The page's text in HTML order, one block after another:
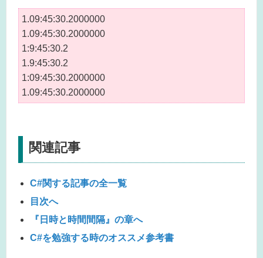
1.09:45:30.2000000
1.09:45:30.2000000
1:9:45:30.2
1.9:45:30.2
1:09:45:30.2000000
1.09:45:30.2000000
関連記事
C#関する記事の全一覧
目次へ
『日時と時間間隔』の章へ
C#を勉強する時のオススメ参考書